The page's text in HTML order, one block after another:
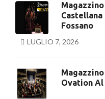
Castellana
Fossano
LUGLIO 7, 2026
Ovation